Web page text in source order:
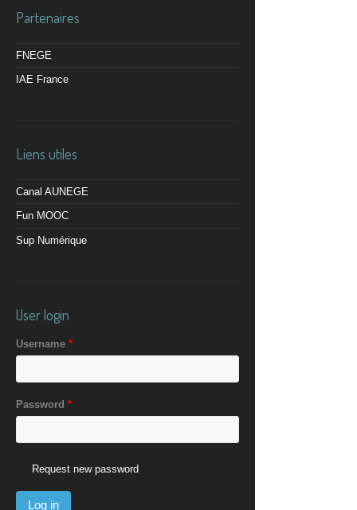
Partenaires
FNEGE
IAE France
Liens utiles
Canal AUNEGE
Fun MOOC
Sup Numérique
User login
Username *
Password *
Request new password